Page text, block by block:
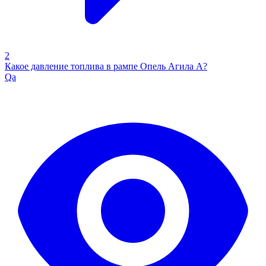
2
Какое давление топлива в рампе Опель Агила А?
Qa